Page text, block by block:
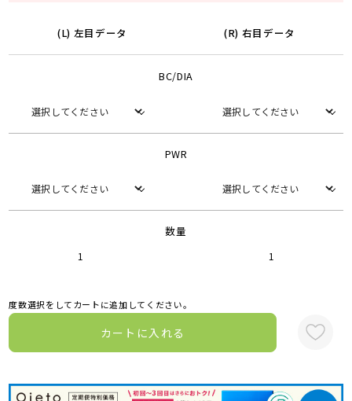
(L) 左目データ (R) 右目データ
BC/DIA
PWR
数量
1 1
度数選択をしてカートに追加してください。
カートに入れる